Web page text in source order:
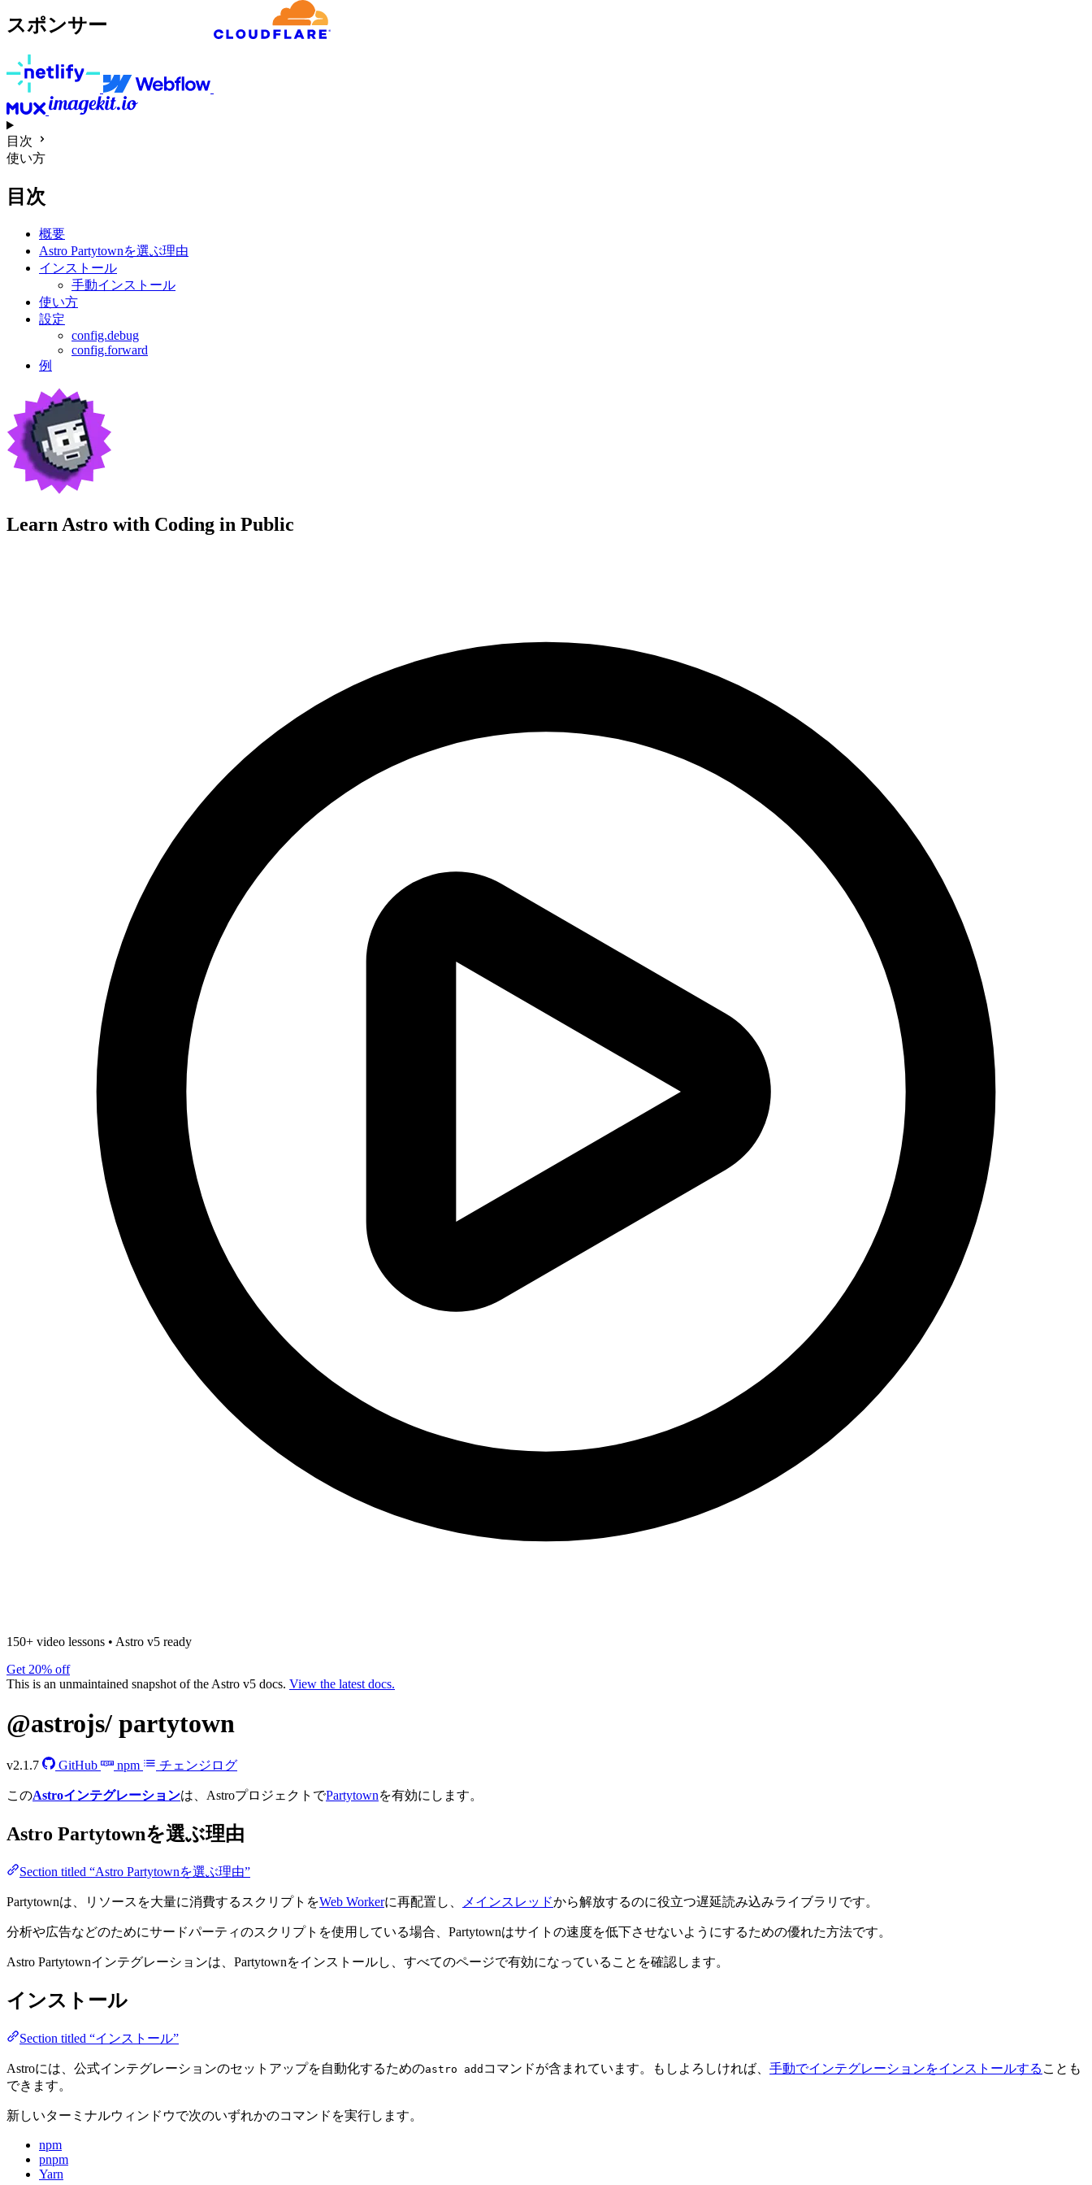
スポンサー
目次
使い方
目次
概要
Astro Partytownを選ぶ理由
インストール
手動インストール
使い方
設定
config.debug
config.forward
例
Learn Astro with Coding in Public
150+ video lessons • Astro v5 ready
Get 20% off
This is an unmaintained snapshot of the Astro v5 docs. View the latest docs.
@astrojs/ partytown
v2.1.7 GitHub npm チェンジログ
このAstroインテグレーションは、AstroプロジェクトでPartytownを有効にします。
Astro Partytownを選ぶ理由
Section titled “Astro Partytownを選ぶ理由”
Partytownは、リソースを大量に消費するスクリプトをWeb Workerに再配置し、 メインスレッドから解放するのに役立つ遅延読み込みライブラリです。
分析や広告などのためにサードパーティのスクリプトを使用している場合、Partytownはサイトの速度を低下させないようにするための優れた方法です。
Astro Partytownインテグレーションは、Partytownをインストールし、すべてのページで有効になっていることを確認します。
インストール
Section titled “インストール”
Astroには、公式インテグレーションのセットアップを自動化するためのastro add コマンドが含まれています。もしよろしければ、 手動でインテグレーションをインストールする ことも
できます。
新しいターミナルウィンドウで次のいずれかのコマンドを実行します。
npm
pnpm
Yarn